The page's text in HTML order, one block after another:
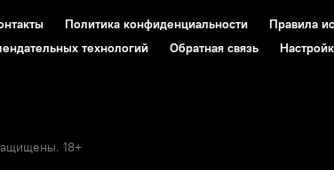
Политика конфиденциальности Правила
технологий
Обратная связь
18+